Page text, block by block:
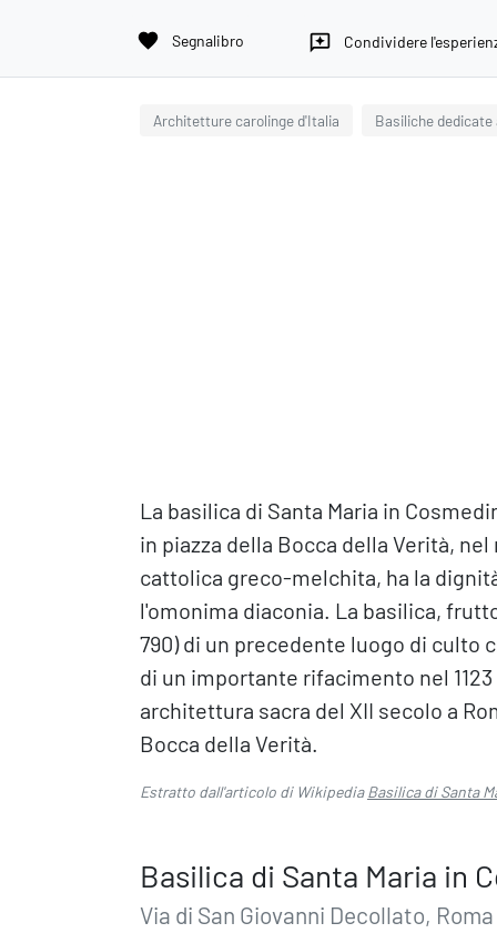
favorite Segnalibro reviews Condividere
Architetture carolinge d'Italia Basiliche dedicate
La basilica di Santa Maria in
in piazza della Bocca della Verità,
cattolica greco-melchita, ha la
l'omonima diaconia. La basilica,
790) di un precedente luogo di
di un importante rifacimento nel
architettura sacra del XII secolo a
Bocca della Verità.
Estratto dall'articolo di WikipediaBasilica di Santa
Basilica di Santa Maria in
Via di San Giovanni Decollato,